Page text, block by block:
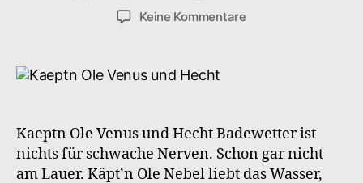
Keine Kommentarezu
Hecht
Kaeptn Ole Venus und Hecht Badewetter ist
nichts für schwache Nerven. Schon gar nicht
am Lauer. Käpt’n Ole Nebel liebt das Wasser,